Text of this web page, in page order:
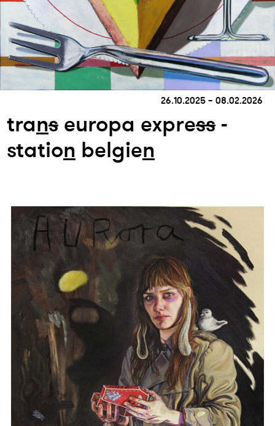
26.10.2025 – 08.02.2026
transeuropa express-
station belgien